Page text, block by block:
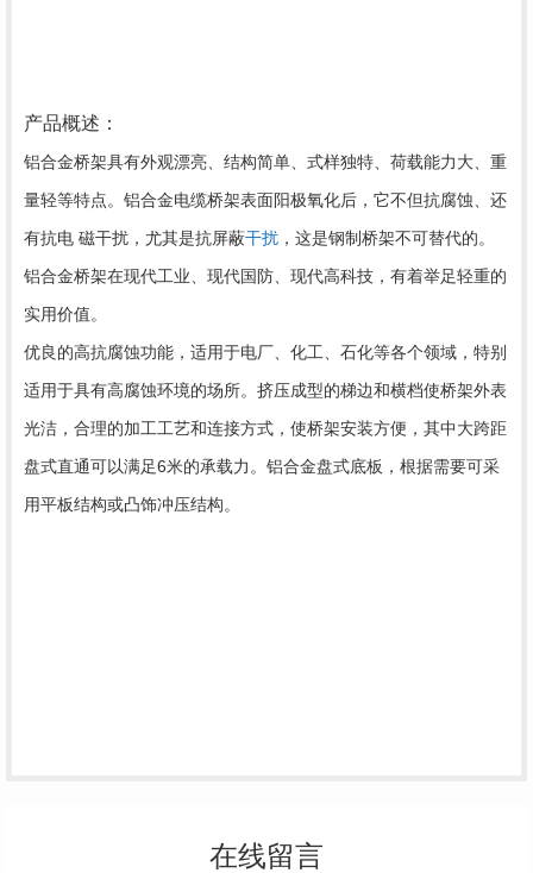
产品概述：
铝合金桥架具有外观漂亮、结构简单、式样独特、荷载能力大、重
量轻等特点。铝合金电缆桥架表面阳极氧化后，它不但抗腐蚀、还
有抗电 磁干扰，尤其是抗屏蔽干扰 ，这是钢制桥架不可替代的。
铝合金桥架在现代工业、现代国防、现代高科技，有着举足轻重的
实用价值。
优良的高抗腐蚀功能，适用于电厂、化工、石化等各个领域，特别
适用于具有高腐蚀环境的场所。挤压成型的梯边和横档使桥架外表
光洁，合理的加工工艺和连接方式，使桥架安装方便，其中大跨距
盘式直通可以满足6米的承载力。铝合金盘式底板，根据需要可采
用平板结构或凸饰冲压结构。
在线留言